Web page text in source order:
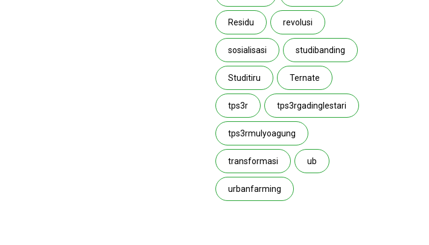
Residu revolusi
sosialisasi studibanding
Studitiru Ternate
tps3r tps3rgadinglestari
tps3rmulyoagung
transformasi ub
urbanfarming